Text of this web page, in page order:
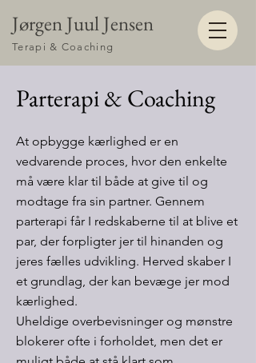
Terapi & Coaching
Jørgen Juul Jensen
Parterapi & Coaching
At opbygge kærlighed er en
vedvarende proces, hvor den enkelte
må være klar til både at give til og
modtage fra sin partner. Gennem
parterapi får I redskaberne til at blive et
par, der forpligter jer til hinanden og
jeres fælles udvikling. Herved skaber I
et grundlag, der kan bevæge jer mod
kærlighed.
Uheldige overbevisninger og mønstre
blokerer ofte i forholdet, men det er